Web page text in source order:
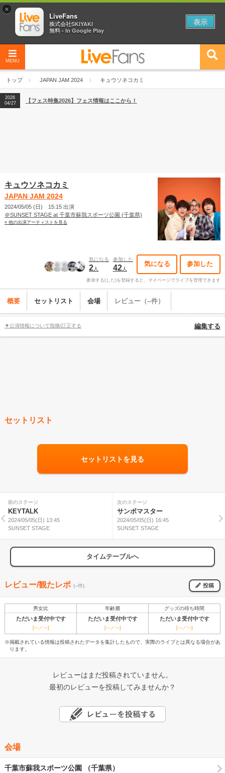
MENU
トップ JAPAN JAM 2024 キュウソネコカミ
2026
04/27
2026
【ライブ動員ランキング】2026年上半期編発表！
2026
04/27
【フェス特集2026】フェス情報はここから！
キュウソネコカミ
JAPAN JAM 2024
2024/05/05 (日) 15:15 出演
＠SUNSET STAGE at 千葉市蘇我スポーツ公園 (千葉県)
» 他の出演アーティストを見る
気になる
2人
参加した
42人
気になる 参加した
参加する(した)を登録すると、マイページでライブを管理できます
概要 セットリスト 会場 レビュー（--件）
▼公演情報について指摘/訂正する 編集する
セットリスト
セットリストを見る
前のステージ
KEYTALK
2024/05/05(日) 13:45
SUNSET STAGE
次のステージ
サンボマスター
2024/05/05(日) 16:45
SUNSET STAGE
タイムテーブルへ
レビュー/観たレポ (--件) 投稿
男女比 年齢層 グッズの待ち時間
ただいま受付中です ただいま受付中です ただいま受付中です
[---／---] [---／---] [---／---]
※掲載されている情報は投稿されたデータを集計したもので、実際のライブとは異なる場合があ
ります。
レビューはまだ投稿されていません。
最初のレビューを投稿してみませんか？
会場
千葉市蘇我スポーツ公園 （千葉県）
×
LiveFans
株式会社SKIYAKI
無料 - In Google Play
表示